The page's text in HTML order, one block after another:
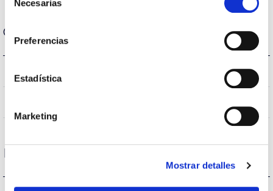
Necesarias
Preferencias
Estadística
Marketing
Mostrar detalles
Carcasa y Acabado
Casquillo E27
Rendimiento